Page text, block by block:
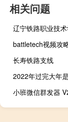
相关问题
辽宁铁路职业技
battletech视频攻
长寿铁路支线
2022年过完大年